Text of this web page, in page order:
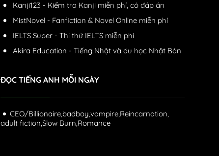
Kanji123 - Kiểm tra Kanji miễn phí, có đáp án
MistNovel - Fanfiction & Novel Online miễn phí
IELTS Super - Thi thử IELTS miễn phí
Akira Education - Tiếng Nhật và du học Nhật Bản
ĐỌC TIẾNG ANH MỖI NGÀY
CEO/Billionaire,badboy,vampire,Reincarnation,
adult fiction,Slow Burn,Romance